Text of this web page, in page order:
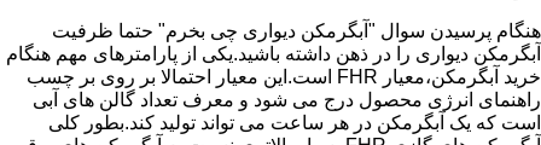
هنگام پرسیدن سوال "آبگرمکن دیواری چی بخرم" حتما ظرفیت
آبگرمکن دیواری را در ذهن داشته باشید.یکی از پارامترهای مهم هنگام
خرید آبگرمکن،معیار FHR است.این معیار احتمالا بر روی بر چسب
راهنمای انرژی محصول درج می شود و معرف تعداد گالن های آبی
است که یک آبگرمکن در هر ساعت می تواند تولید کند.بطور کلی